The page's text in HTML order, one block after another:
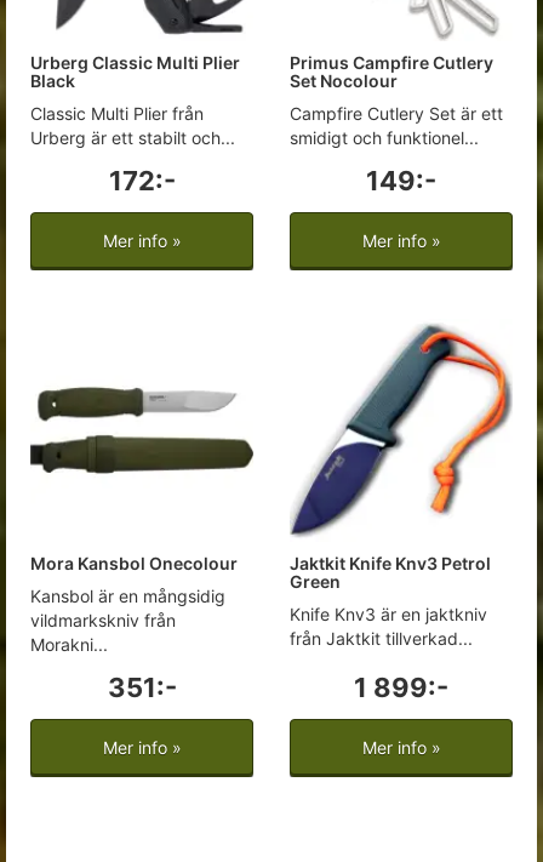
Urberg Classic Multi Plier
Black
Classic Multi Plier från
Urberg är ett stabilt och...
172:-
Mer info »
Primus Campfire Cutlery
Set Nocolour
Campfire Cutlery Set är ett
smidigt och funktionel...
149:-
Mer info »
Mora Kansbol Onecolour
Kansbol är en mångsidig
vildmarkskniv från
Morakni...
351:-
Mer info »
Jaktkit Knife Knv3 Petrol
Green
Knife Knv3 är en jaktkniv
från Jaktkit tillverkad...
1 899:-
Mer info »